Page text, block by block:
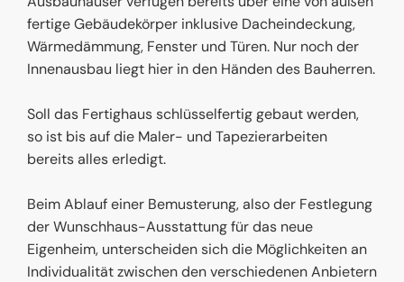
fertige Gebäudekörper inklusive Dacheindeckung,
Wärmedämmung, Fenster und Türen. Nur noch der
Innenausbau liegt hier in den Händen des Bauherren.
Soll das Fertighaus schlüsselfertig gebaut werden,
so ist bis auf die Maler- und Tapezierarbeiten
bereits alles erledigt.
Beim Ablauf einer Bemusterung, also der Festlegung
der Wunschhaus-Ausstattung für das neue
Eigenheim, unterscheiden sich die Möglichkeiten an
Individualität zwischen den verschiedenen Anbietern